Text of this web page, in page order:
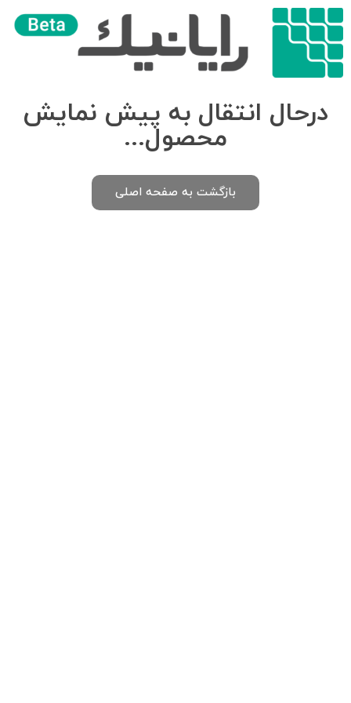
درحال انتقال به پیش نمایش
محصول...
بازگشت به صفحه اصلی